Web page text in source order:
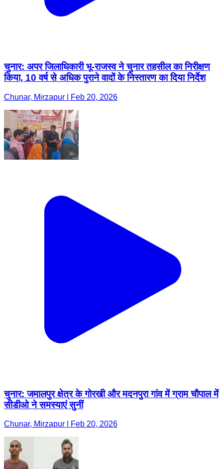
चुनार: अपर जिलाधिकारी भू-राजस्व ने चुनार तहसील का निरीक्षण
किया, 10 वर्ष से अधिक पुराने वादों के निस्तारण का दिया निर्देश
Chunar, Mirzapur | Feb 20, 2026
चुनार: जमालपुर क्षेत्र के गोरखी और मदनपुरा गांव में ग्राम चौपाल में
सीडीओ ने समस्याएं सुनीं
Chunar, Mirzapur | Feb 20, 2026